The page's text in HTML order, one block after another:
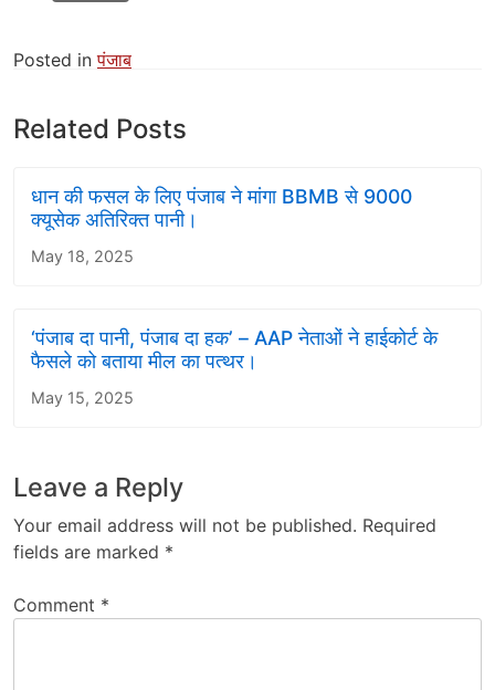
Posted inपंजाब
Related Posts
धान की फसल के लिए पंजाब ने मांगा BBMB से 9000
क्यूसेक अतिरिक्त पानी।
May 18, 2025
‘पंजाब दा पानी, पंजाब दा हक’ – AAP नेताओं ने हाईकोर्ट के
फैसले को बताया मील का पत्थर।
May 15, 2025
Leave a Reply
Your email address will not be published. Required
fields are marked *
Comment *